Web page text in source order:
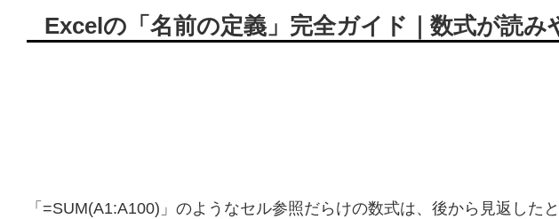
Excelの「名前の定義」完全ガイド｜数式が読
「=SUM(A1:A100)」のようなセル参照だらけの数式は、後から見返し